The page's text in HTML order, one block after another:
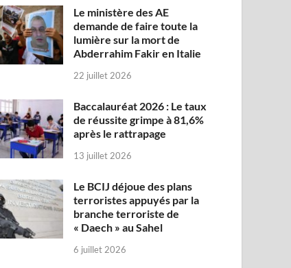
Le ministère des AE
demande de faire toute la
lumière sur la mort de
Abderrahim Fakir en Italie
22 juillet 2026
Baccalauréat 2026 : Le taux
de réussite grimpe à 81,6%
après le rattrapage
13 juillet 2026
Le BCIJ déjoue des plans
terroristes appuyés par la
branche terroriste de
« Daech » au Sahel
6 juillet 2026